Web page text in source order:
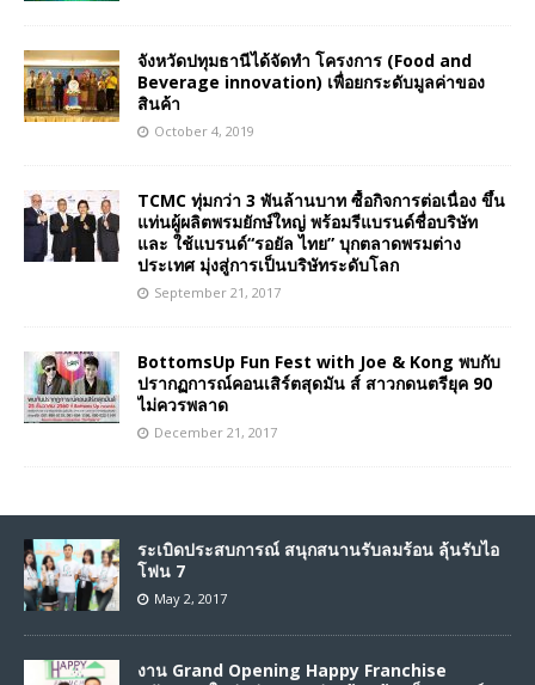
จังหวัดปทุมธานีได้จัดทำ โครงการ (Food and
Beverage innovation) เพื่อยกระดับมูลค่าของ
สินค้า
October 4, 2019
TCMC ทุ่มกว่า 3 พันล้านบาท ซื้อกิจการต่อเนื่อง ขึ้น
แท่นผู้ผลิตพรมยักษ์ใหญ่ พร้อมรีแบรนด์ชื่อบริษัท
และ ใช้แบรนด์“รอยัล ไทย” บุกตลาดพรมต่าง
ประเทศ มุ่งสู่การเป็นบริษัทระดับโลก
September 21, 2017
BottomsUp Fun Fest with Joe & Kong พบกับ
ปรากฏการณ์คอนเสิร์ตสุดมัน ส์ สาวกดนตรียุค 90
ไม่ควรพลาด
December 21, 2017
ระเบิดประสบการณ์ สนุกสนานรับลมร้อน ลุ้นรับไอ
โฟน 7
May 2, 2017
งาน Grand Opening Happy Franchise